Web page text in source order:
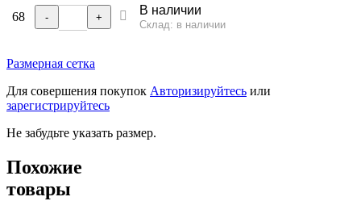
68 - + В наличии
Склад: в наличии
Размерная сетка
Для совершения покупок Авторизируйтесь или
зарегистрируйтесь
Не забудьте указать размер.
Похожие
товары